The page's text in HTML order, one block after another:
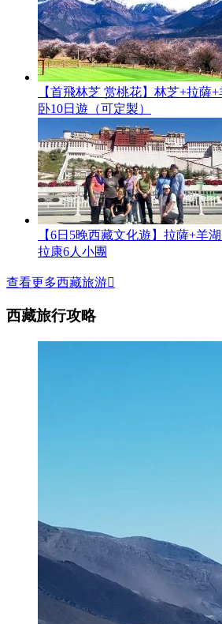
【首飛林芝 赏桃花】林芝+拉薩
卧10日遊（可定製）
【6日5晚西藏文化遊】拉薩+羊
拉康6人小團
查看更多西藏旅游
西藏旅行攻略